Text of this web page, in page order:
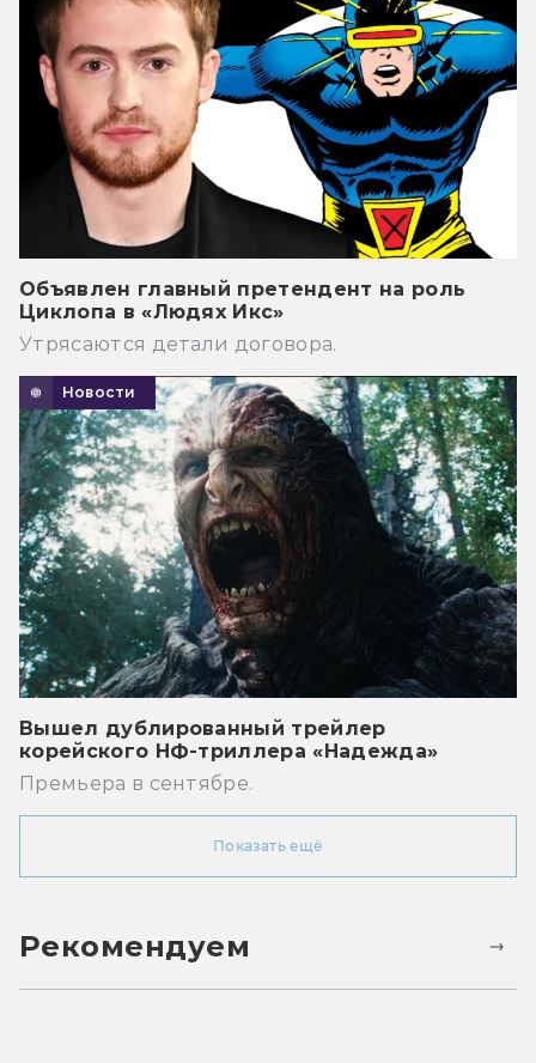
Объявлен главный претендент на роль
Циклопа в «Людях Икс»
Утрясаются детали договора.
Новости
Вышел дублированный трейлер
корейского НФ-триллера «Надежда»
Премьера в сентябре.
Показать ещё
Рекомендуем